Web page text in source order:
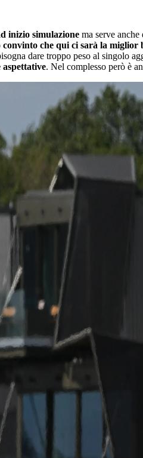
inizio simulazione ma serve anche
convinto che qui ci sarà la miglior
dare troppo peso al singolo
aspettative. Nel complesso però è